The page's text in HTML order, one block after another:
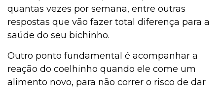
quantas vezes por semana, entre outras
respostas que vão fazer total diferença para a
saúde do seu bichinho.
Outro ponto fundamental é acompanhar a
reação do coelhinho quando ele come um
alimento novo, para não correr o risco de dar